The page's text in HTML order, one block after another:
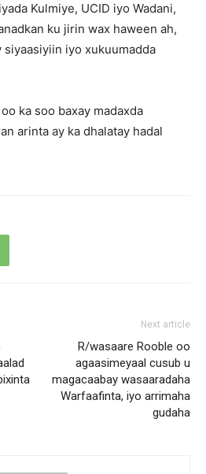
Kulmiye, UCID iyo Wadani,
ku jirin wax haween ah,
siyaasiyiin iyo xukuumadda
ka soo baxay madaxda
arinta ay ka dhalatay hadal
Next article
R/wasaare Rooble oo
agaasimeyaal cusub u
magacaabay wasaaradaha
Warfaafinta, iyo arrimaha
gudaha